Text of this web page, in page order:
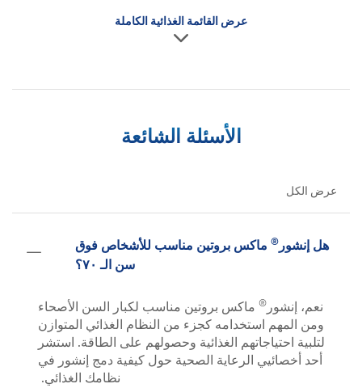
عرض القائمة الغذائية الكاملة
الأسئلة الشائعة
عرض الكل
هل إنشور® ماكس بروتين مناسب للأشخاص فوق
سن الـ ٧٠؟
نعم، إنشور ® ماكس بروتين مناسب لكبار السن الأصحاء
ومن المهم استخدامه كجزء من النظام الغذائي المتوازن
لتلبية احتياجاتهم الغذائية وحصولهم على الطاقة. استشر
أحد أخصائيي الرعاية الصحية حول كيفية دمج إنشور في
نظامك الغذائي.